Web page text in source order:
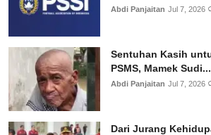
Abdi Panjaitan Jul 7, 2026
Sentuhan Kasih
PSMS, Mamek Sudi...
Abdi Panjaitan Jul 7, 2026
Dari Jurang